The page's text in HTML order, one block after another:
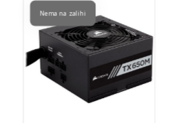
Nema na zalihi